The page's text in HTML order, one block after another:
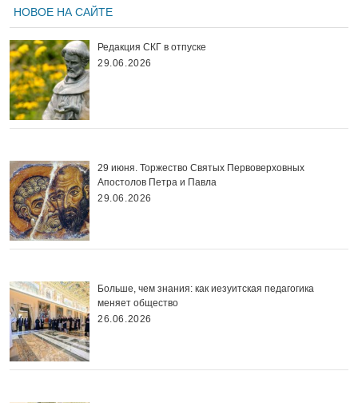
НОВОЕ НА САЙТЕ
Редакция СКГ в отпуске
29.06.2026
29 июня. Торжество Святых Первоверховных
Апостолов Петра и Павла
29.06.2026
Больше, чем знания: как иезуитская педагогика
меняет общество
26.06.2026